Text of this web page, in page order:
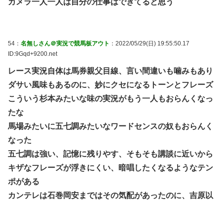
カメラ一人一人は自分の仕事はできてると思う
54： 名無しさん＠実況で競馬板アウト ：2022/05/29(日) 19:55:50.17
ID:9Gqd+9200.net
レース実況自体は馬券親父目線、言い間違いも噛みもあり
ダサい風味もあるのに、妙にクセになるトーンとフレーズ
こういう杉本みたいな味の実況がもう一人もおらんくなっ
たな
馬場みたいに五七調みたいなワードセンスの奴もおらんく
なった
五七調は強い、記憶に残りやす、そもそも講談に近いから
キザなフレーズが浮きにくい、暗唱したくなるようなテン
ポがある
カンテレは石巻岡安まではその気配があったのに、吉原以